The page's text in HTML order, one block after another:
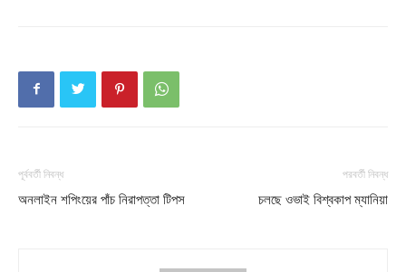
পূর্ববর্তী নিবন্ধ
অনলাইন শপিংয়ের পাঁচ নিরাপত্তা টিপস
পরবর্তী নিবন্ধ
চলছে ওভাই বিশ্বকাপ ম্যানিয়া